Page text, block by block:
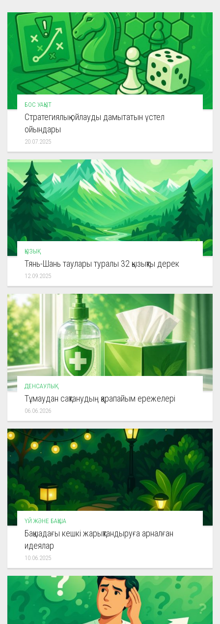
БОС УАҚЫТ
Стратегиялық ойлауды дамытатын үстел
ойындары
20.07.2025
ҚЫЗЫҚ
Тянь-Шань таулары туралы 32 қызықты дерек
12.09.2025
ДЕНСАУЛЫҚ
Тұмаудан сақтанудың қарапайым ережелері
06.06.2026
ҮЙ ЖӘНЕ БАҚША
Бақшадағы кешкі жарықтандыруға арналған
идеялар
10.06.2025